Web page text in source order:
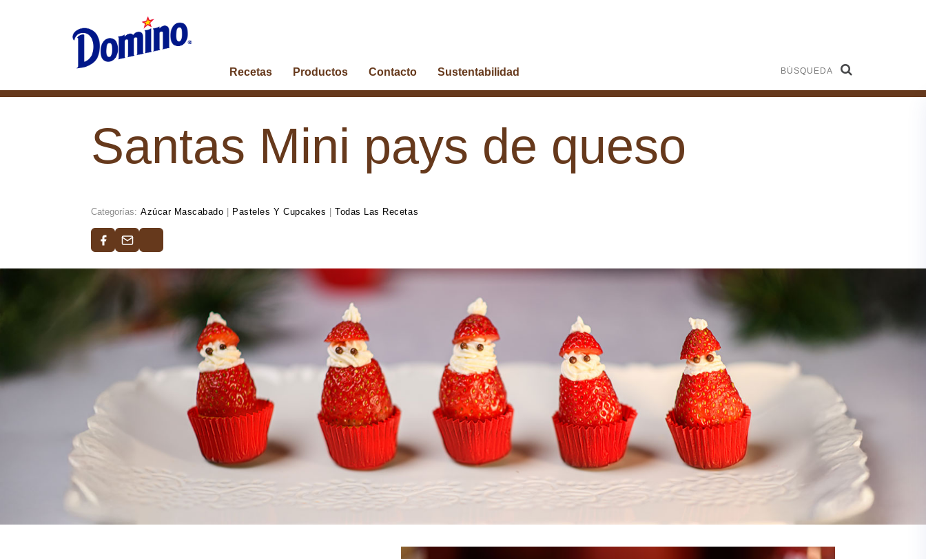
Recetas Productos Contacto Sustentabilidad
Búsqueda
Santas Mini pays de queso
Categorías: Azúcar Mascabado Pasteles Y Cupcakes Todas Las Recetas